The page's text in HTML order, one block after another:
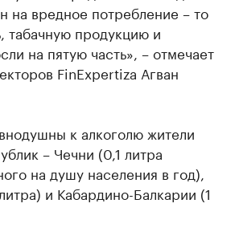
на вредное потребление – то
табачную продукцию и
на пятую часть», – отмечает
FinExpertiza Агван
к алкоголю жители
– Чечни (0,1 литра
на душу населения в год),
и Кабардино-Балкарии (1